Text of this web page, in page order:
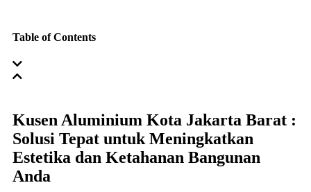
Table of Contents
Kusen Aluminium Kota Jakarta Barat :
Solusi Tepat untuk Meningkatkan
Estetika dan Ketahanan Bangunan
Anda